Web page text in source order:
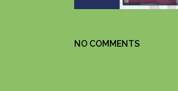
NO COMMENTS